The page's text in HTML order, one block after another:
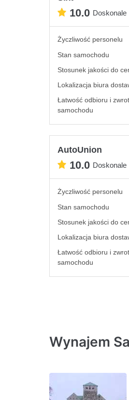
10.0 Doskonale
Życzliwość personelu
Stan samochodu
Stosunek jakości do
Lokalizacja biura
Łatwość odbioru i
samochodu
AutoUnion
10.0 Doskonale
Życzliwość personelu
Stan samochodu
Stosunek jakości do
Lokalizacja biura
Łatwość odbioru i
samochodu
Wynajem